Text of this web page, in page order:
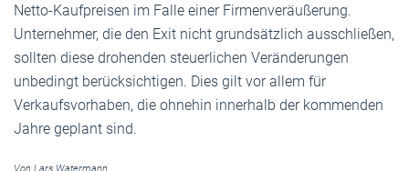
Netto-Kaufpreisen im Falle einer Firmenveräußerung.
Unternehmer, die den Exit nicht grundsätzlich ausschließen,
sollten diese drohenden steuerlichen Veränderungen
unbedingt berücksichtigen. Dies gilt vor allem für
Verkaufsvorhaben, die ohnehin innerhalb der kommenden
Jahre geplant sind.
Von Lars Watermann